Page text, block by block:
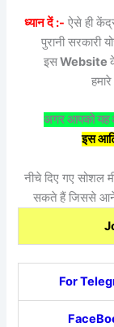
ध्यान दें :- ऐसे ही
पुरानी
इसWebsite
हमारे
अगर आपको यह
इस
नीचे दिए गए सोशल
सकते हैं जिससे आने
For